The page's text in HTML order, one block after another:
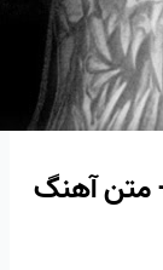
متن آهنگ